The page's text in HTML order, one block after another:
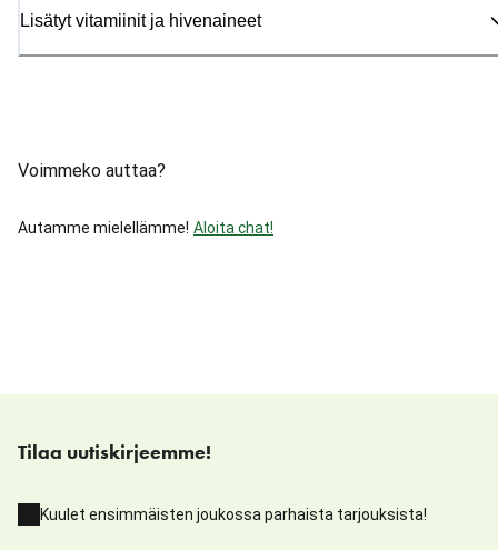
Lisätyt vitamiinit ja hivenaineet
Voimmeko auttaa?
Autamme mielellämme! Aloita chat!
Tilaa uutiskirjeemme!
Kuulet ensimmäisten joukossa parhaista tarjouksista!